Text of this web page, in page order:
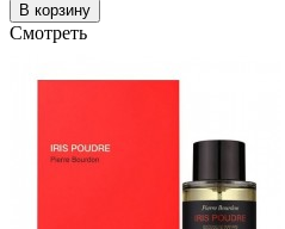
В корзину
Смотреть